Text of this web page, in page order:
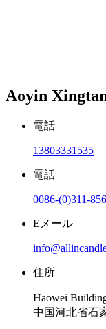
Aoyin
電話
13803331535
電話
0086-(0)311-
Eメール
住所
Haowei
中国河北省石